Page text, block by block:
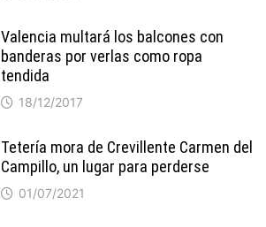
Valencia multará los balcones con
banderas por verlas como ropa
tendida
18/12/2017
Tetería mora de Crevillente Carmen del
Campillo, un lugar para perderse
01/07/2021